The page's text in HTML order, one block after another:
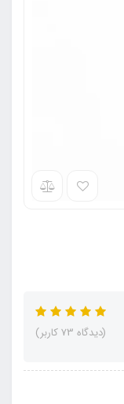
(دیدگاه 73 کاربر)